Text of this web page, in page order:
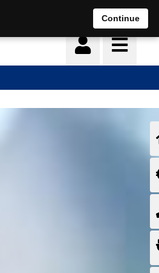
Continue